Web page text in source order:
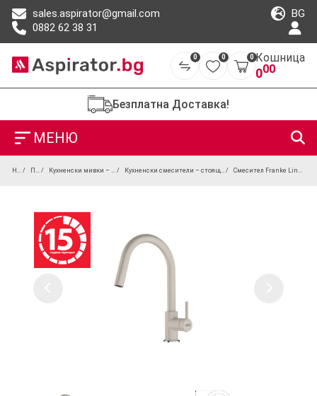
sales.aspirator@gmail.com
0882 62 38 31
BG
Безплатна Доставка!
0 0 0 Кошница
000
МЕНЮ
Начало Продукти Кухненски мивки – гранитни, инокс и под плот Кухненски смесители – стоящи, изтеглящи се и дизайнерски модели Смесител Franke Lina Pull Down Nozzle Side HP CO